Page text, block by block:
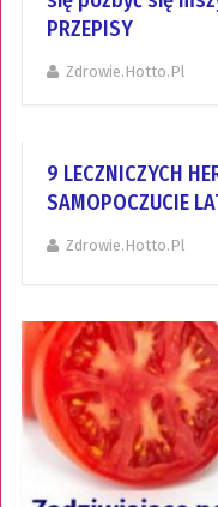
PRZEPISY
Zdrowie.hotto.pl
9 LECZNICZYCH
SAMOPOCZUCIE
Zdrowie.hotto.pl